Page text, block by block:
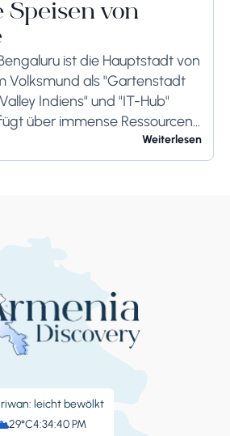
Speisen von
ist die Hauptstadt von
Volksmund als "Gartenstadt
Indiens" und "IT-Hub"
über immense Ressourcen
so viel. Bangalore ist
Weiterlesen
leicht bewölkt
29°C4:34:41 PM